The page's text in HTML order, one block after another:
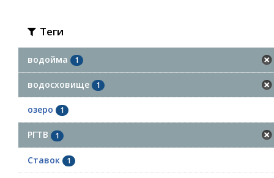
Теги
водойма 1
водосховище 1
озеро 1
РГТВ 1
Ставок 1